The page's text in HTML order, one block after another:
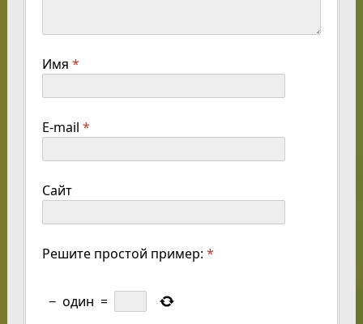
Имя *
E-mail *
Сайт
Решите простой пример: *
− один =